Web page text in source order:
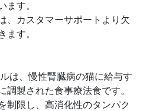
ます。
、カスタマーサポートより欠
ます。
は、慢性腎臓病の猫に給与す
調製された食事療法食です。
制限し、高消化性のタンパク